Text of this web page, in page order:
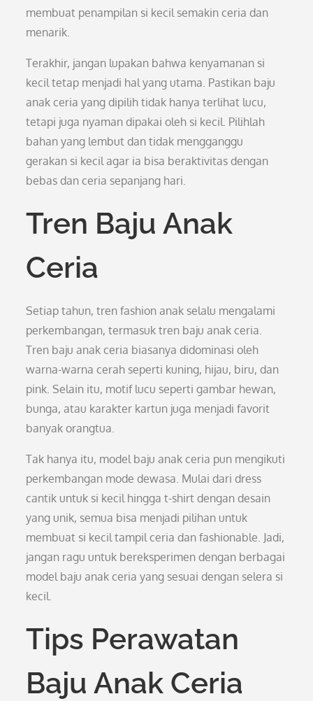
membuat penampilan si kecil semakin ceria dan
menarik.
Terakhir, jangan lupakan bahwa kenyamanan si
kecil tetap menjadi hal yang utama. Pastikan baju
anak ceria yang dipilih tidak hanya terlihat lucu,
tetapi juga nyaman dipakai oleh si kecil. Pilihlah
bahan yang lembut dan tidak mengganggu
gerakan si kecil agar ia bisa beraktivitas dengan
bebas dan ceria sepanjang hari.
Tren Baju Anak
Ceria
Setiap tahun, tren fashion anak selalu mengalami
perkembangan, termasuk tren baju anak ceria.
Tren baju anak ceria biasanya didominasi oleh
warna-warna cerah seperti kuning, hijau, biru, dan
pink. Selain itu, motif lucu seperti gambar hewan,
bunga, atau karakter kartun juga menjadi favorit
banyak orangtua.
Tak hanya itu, model baju anak ceria pun mengikuti
perkembangan mode dewasa. Mulai dari dress
cantik untuk si kecil hingga t-shirt dengan desain
yang unik, semua bisa menjadi pilihan untuk
membuat si kecil tampil ceria dan fashionable. Jadi,
jangan ragu untuk bereksperimen dengan berbagai
model baju anak ceria yang sesuai dengan selera si
kecil.
Tips Perawatan
Baju Anak Ceria